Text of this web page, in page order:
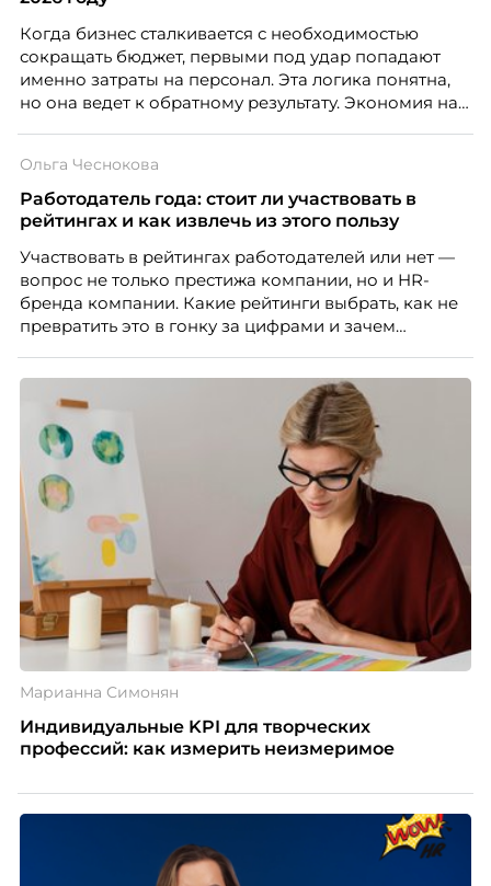
People Analytics, приглашённый лектор НИУ ВШЭ и
МИФИ, автор книги «Дао женской карьеры».
Когда бизнес сталкивается с необходимостью
сокращать бюджет, первыми под удар попадают
именно затраты на персонал. Эта логика понятна,
но она ведет к обратному результату. Экономия на
значит – сокращает доходы бизнеса.
Ольга Чеснокова
Работодатель года: стоит ли участвовать в
рейтингах и как извлечь из этого пользу
Участвовать в рейтингах работодателей или нет —
вопрос не только престижа компании, но и HR-
бренда компании. Какие рейтинги выбрать, как не
превратить это в гонку за цифрами и зачем
Чеснокова, HR-директор Right line.
Марианна Симонян
Индивидуальные KPI для творческих
профессий: как измерить неизмеримое